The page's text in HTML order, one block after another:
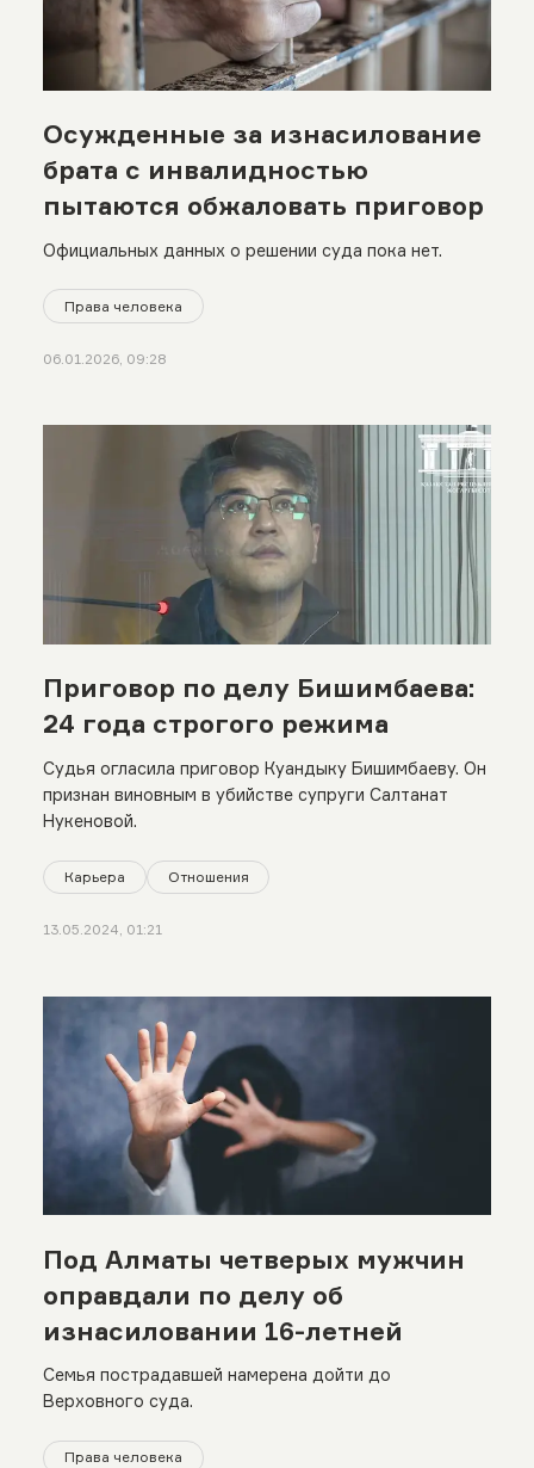
Осужденные за изнасилование
брата с инвалидностью
пытаются обжаловать приговор
Официальных данных о решении суда пока нет.
Права человека
06.01.2026, 09:28
Приговор по делу Бишимбаева:
24 года строгого режима
Судья огласила приговор Куандыку Бишимбаеву. Он
признан виновным в убийстве супруги Салтанат
Нукеновой.
Карьера Отношения
13.05.2024, 01:21
Под Алматы четверых мужчин
оправдали по делу об
изнасиловании 16-летней
Семья пострадавшей намерена дойти до
Верховного суда.
Права человека